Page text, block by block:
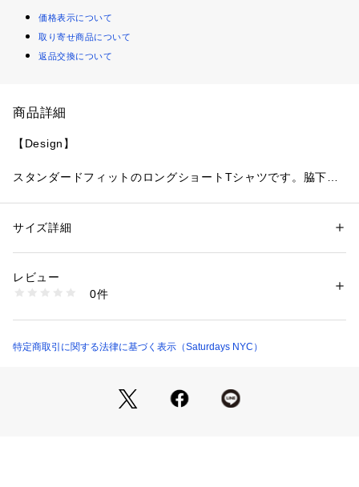
価格表示について
取り寄せ商品について
返品交換について
商品詳細
【Design】
スタンダードフィットのロングショートTシャツです。脇下に
リラックスした印象を与えてくれるシンプルなTシャツ
吸湿発散性に優れたワッフルニット
組成：ポリエステル 100%
性別：レディース
素材：ポリエステル 100%
洗濯：洗濯機、漂白不可、タンブル乾燥不可、自然乾燥、アイロン仕上げ
可、ドライ不可、ウエットクリーニング可
商品番号：1095600000355 （モール）
サイズ詳細
レビュー
0件
特定商取引に関する法律に基づく表示（Saturdays NYC）